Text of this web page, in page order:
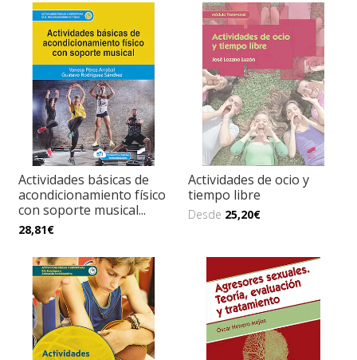
Actividades básicas de
acondicionamiento físico
con soporte musical...
28,81€
Actividades de ocio y
tiempo libre
Desde 25,20€